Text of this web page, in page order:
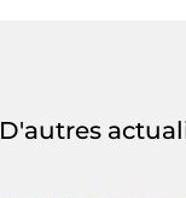
D'autres